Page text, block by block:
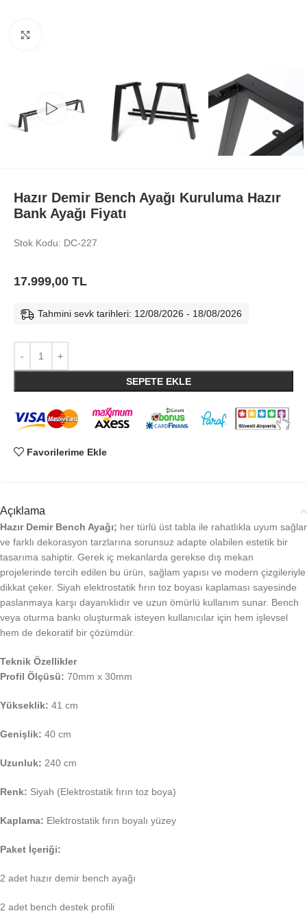
Hazır Demir Bench Ayağı Kuruluma Hazır
Bank Ayağı Fiyatı
Stok Kodu: DC-227
17.999,00 TL
Tahmini sevk tarihleri: 12/08/2026 - 18/08/2026
SEPETE EKLE
Favorilerime Ekle
Açıklama
Hazır Demir Bench Ayağı; her türlü üst tabla ile rahatlıkla uyum sağlar
ve farklı dekorasyon tarzlarına sorunsuz adapte olabilen estetik bir
tasarıma sahiptir. Gerek iç mekanlarda gerekse dış mekan
projelerinde tercih edilen bu ürün, sağlam yapısı ve modern çizgileriyle
dikkat çeker. Siyah elektrostatik fırın toz boyası kaplaması sayesinde
paslanmaya karşı dayanıklıdır ve uzun ömürlü kullanım sunar. Bench
veya oturma bankı oluşturmak isteyen kullanıcılar için hem işlevsel
hem de dekoratif bir çözümdür.
Teknik Özellikler
Profil Ölçüsü: 70mm x 30mm
Yükseklik: 41 cm
Genişlik: 40 cm
Uzunluk: 240 cm
Renk: Siyah (Elektrostatik fırın toz boya)
Kaplama: Elektrostatik fırın boyalı yüzey
Paket İçeriği:
2 adet hazır demir bench ayağı
2 adet bench destek profili